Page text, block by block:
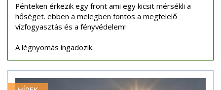
Pénteken érkezik egy front ami egy kicsit mérsékli a
hőséget. ebben a melegben fontos a megfelelő
vízfogyasztás és a fényvédelem!
A légnyomás ingadozik.